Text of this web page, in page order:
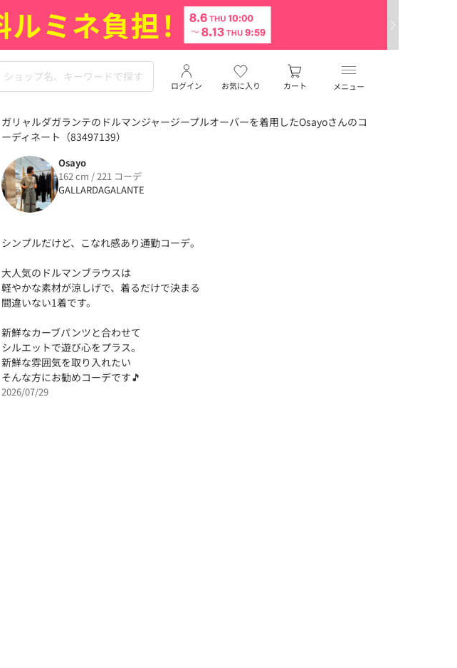
メニュー
お気に入り
ログイン カート
ガリャルダガランテのドルマンジャージープルオーバーを着用したOsayoさんのコ
ーディネート（83497139）
Osayo
162 cm / 221 コーデ
GALLARDAGALANTE
シンプルだけど、こなれ感あり通勤コーデ。
大人気のドルマンブラウスは
軽やかな素材が涼しげで、着るだけで決まる
間違いない1着です。
新鮮なカーブパンツと合わせて
シルエットで遊び心をプラス。
新鮮な雰囲気を取り入れたい
そんな方にお勧めコーデです🎵
2026/07/29